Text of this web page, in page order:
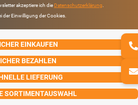
akzeptiere ich die Datenschutzerklärung
der Einwilligung der Cookies.
EINKAUFEN
BEZAHLEN
LIEFERUNG
SORTIMENTAUSWAHL